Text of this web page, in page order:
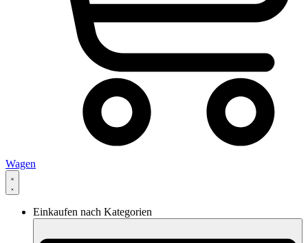
Wagen
Einkaufen nach Kategorien